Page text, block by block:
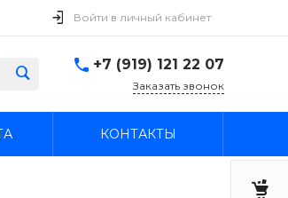
Войти в личный кабинет
+7 (919) 121 22 07
Заказать звонок
КОНТАКТЫ